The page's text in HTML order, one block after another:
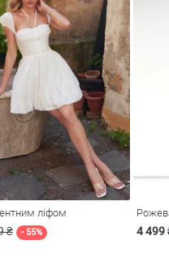
ліфом
₴ - 55% 4 499